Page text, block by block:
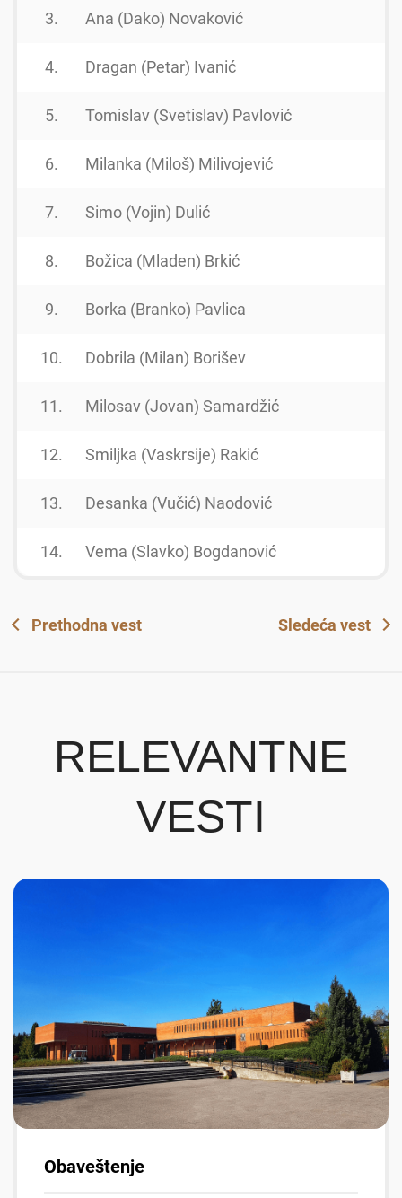
3. Ana (Dako) Novaković
4. Dragan (Petar) Ivanić
5. Tomislav (Svetislav) Pavlović
6. Milanka (Miloš) Milivojević
7. Simo (Vojin) Dulić
8. Božica (Mladen) Brkić
9. Borka (Branko) Pavlica
10. Dobrila (Milan) Borišev
11. Milosav (Jovan) Samardžić
12. Smiljka (Vaskrsije) Rakić
13. Desanka (Vučić) Naodović
14. Vema (Slavko) Bogdanović
Prethodna vest Sledeća vest
RELEVANTNE
VESTI
Obaveštenje